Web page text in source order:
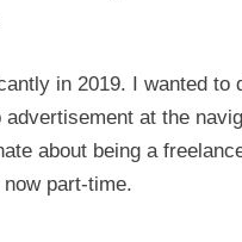
in 2019. I wanted to
at the
about being a
part-time.